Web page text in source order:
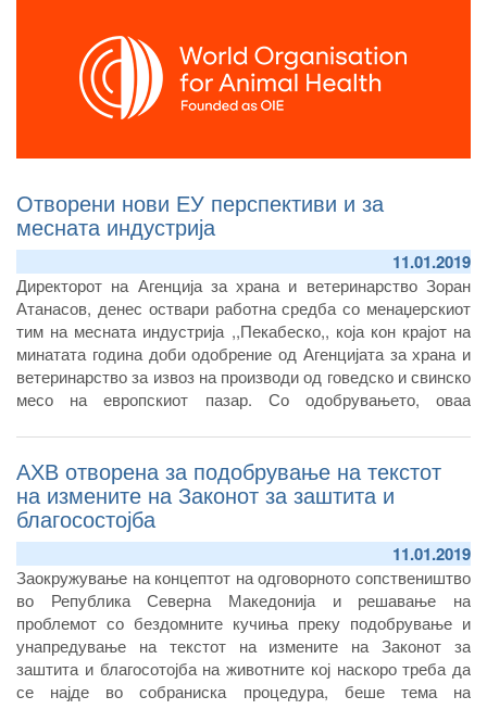
Отворени нови ЕУ перспективи и за
месната индустрија
11.01.2019
Директорот на Агенција за храна и ветеринарство Зоран
Атанасов, денес оствари работна средба со менаџерскиот
тим на месната индустрија ,,Пекабеско,, која кон крајот на
минатата година доби одобрение од Агенцијата за храна и
ветеринарство за извоз на производи од говедско и свинско
месо на европскиот пазар. Со одобрувањето, оваа
за извоз на европскиот пазар и се наоѓа на листата на
одобрени објекти на Европската комисија за извоз на храна
од Република Северна Македонија.
АХВ отворена за подобрување на текстот
на измените на Законот за заштита и
благосостојба
11.01.2019
Заокружување на концептот на одговорното сопствеништво
во Република Северна Македонија и решавање на
проблемот со бездомните кучиња преку подобрување и
унапредување на текстот на измените на Законот за
заштита и благосотојба на животните кој наскоро треба да
се најде во собраниска процедура, беше тема на